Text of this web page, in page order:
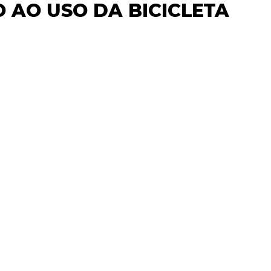
CIÊNCIA & SAÚDE OPINIÃO & TRENDS
AO USO DA BICICLETA